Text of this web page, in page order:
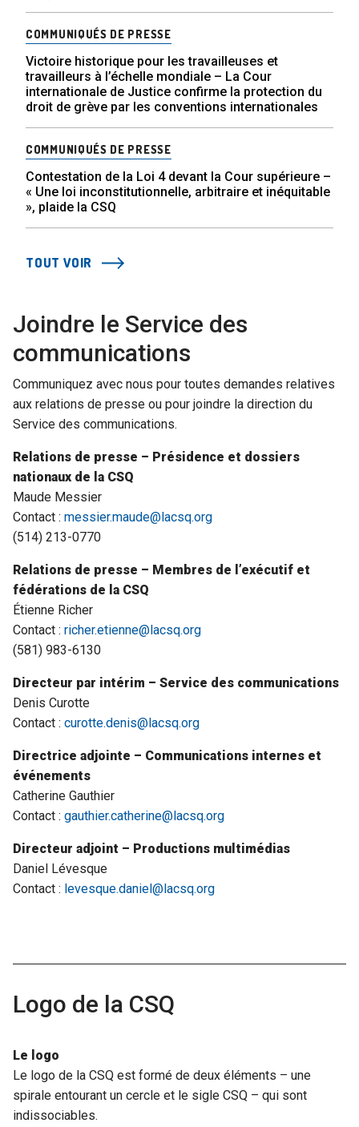
COMMUNIQUÉS DE PRESSE
Victoire historique pour les travailleuses et
travailleurs à l’échelle mondiale – La Cour
internationale de Justice confirme la protection du
droit de grève par les conventions internationales
COMMUNIQUÉS DE PRESSE
Contestation de la Loi 4 devant la Cour supérieure –
« Une loi inconstitutionnelle, arbitraire et inéquitable
», plaide la CSQ
TOUT VOIR
Joindre le Service des
communications
Communiquez avec nous pour toutes demandes relatives
aux relations de presse ou pour joindre la direction du
Service des communications.
Relations de presse – Présidence et dossiers
nationaux de la CSQ
Maude Messier
Contact : messier.maude@lacsq.org
(514) 213-0770
Relations de presse – Membres de l’exécutif et
fédérations de la CSQ
Étienne Richer
Contact : richer.etienne@lacsq.org
(581) 983-6130
Directeur par intérim – Service des communications
Denis Curotte
Contact : curotte.denis@lacsq.org
Directrice adjointe – Communications internes et
événements
Catherine Gauthier
Contact : gauthier.catherine@lacsq.org
Directeur adjoint – Productions multimédias
Daniel Lévesque
Contact : levesque.daniel@lacsq.org
Logo de la CSQ
Le logo
Le logo de la CSQ est formé de deux éléments – une
spirale entourant un cercle et le sigle CSQ – qui sont
indissociables.